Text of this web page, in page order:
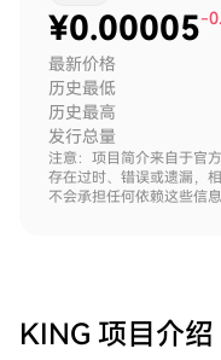
¥0.00005-
最新价格
历史最低
历史最高
发行总量
注意：项目简介来自于官
存在过时、错误或遗漏，
不会承担任何依赖这些信
KING 项目介绍